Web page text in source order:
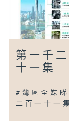
第一千
十一集
#灣區全媒睇
二百一十一集